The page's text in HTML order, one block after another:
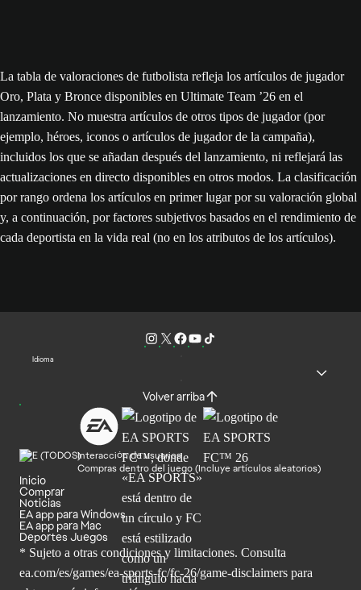
La tabla de valoraciones de futbolista refleja los artículos de jugador
Oro, Plata y Bronce disponibles en Ultimate Team ’26 en el
lanzamiento. No muestra artículos de otros tipos de jugador (por
ejemplo, héroes, iconos o artículos de jugador de la campaña),
incluidos los que se añadan después del lanzamiento, ni reflejará las
actualizaciones en directo disponibles en otros modos. La clasificación
por rango ordena los artículos en primer lugar por su valoración global
y, a continuación, por factores subjetivos basados en el rendimiento de
cada deportista en la vida real (no en los atributos de los artículos).
Idioma
Volver arriba
Interacción de usuarios
Compras dentro del juego (Incluye artículos aleatorios)
Inicio
Comprar
Noticias
EA app para Windows
EA app para Mac
Deportes Juegos
* Sujeto a otras condiciones y limitaciones. Consulta
ea.com/es/games/ea-sports-fc/fc-26/game-disclaimers para